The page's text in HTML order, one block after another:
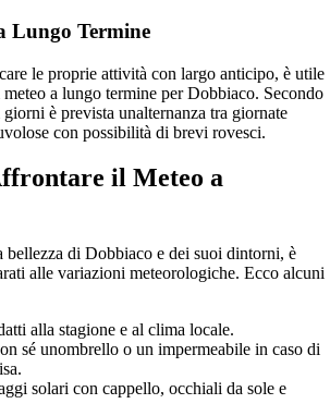
Lungo Termine
le proprie attività con largo anticipo, è utile
a lungo termine per Dobbiaco. Secondo
è prevista unalternanza tra giornate
con possibilità di brevi rovesci.
il Meteo a
bellezza di Dobbiaco e dei suoi dintorni, è
alle variazioni meteorologiche. Ecco alcuni
alla stagione e al clima locale.
sé unombrello o un impermeabile in caso di
solari con cappello, occhiali da sole e